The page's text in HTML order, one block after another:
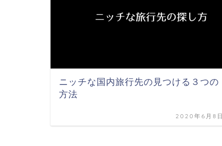
ニッチな国内旅行先の見つける３つの
方法
2020年6月8日